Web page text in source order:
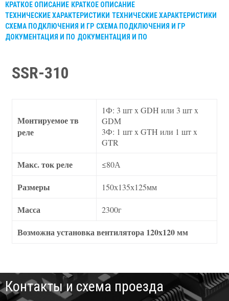
КРАТКОЕ ОПИСАНИЕ КРАТКОЕ ОПИСАНИЕ
ТЕХНИЧЕСКИЕ ХАРАКТЕРИСТИКИ ТЕХНИЧЕСКИЕ ХАРАКТЕРИСТИКИ
СХЕМА ПОДКЛЮЧЕНИЯ И ГР СХЕМА ПОДКЛЮЧЕНИЯ И ГР
ДОКУМЕНТАЦИЯ И ПО ДОКУМЕНТАЦИЯ И ПО
SSR-310
Монтируемое тв
реле
1Ф: 3 шт x GDH или 3 шт x
GDM
3Ф: 1 шт x GTH или 1 шт x
GTR
Макс. ток реле ≤80А
Размеры 150х135х125мм
Масса 2300г
Возможна установка вентилятора 120x120 мм
Контакты и схема проезда